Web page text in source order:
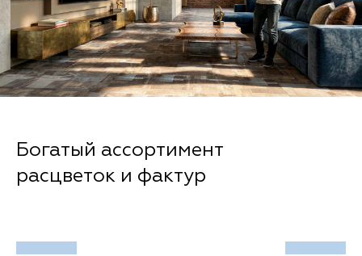
Богатый ассортимент
расцветок и фактур